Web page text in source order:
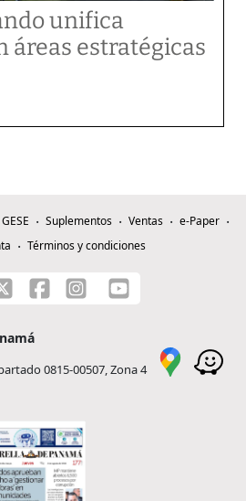
unifica
áreas estratégicas
Suplementos Ventas
e-Paper
Términos y condiciones
0815-00507, Zona 4